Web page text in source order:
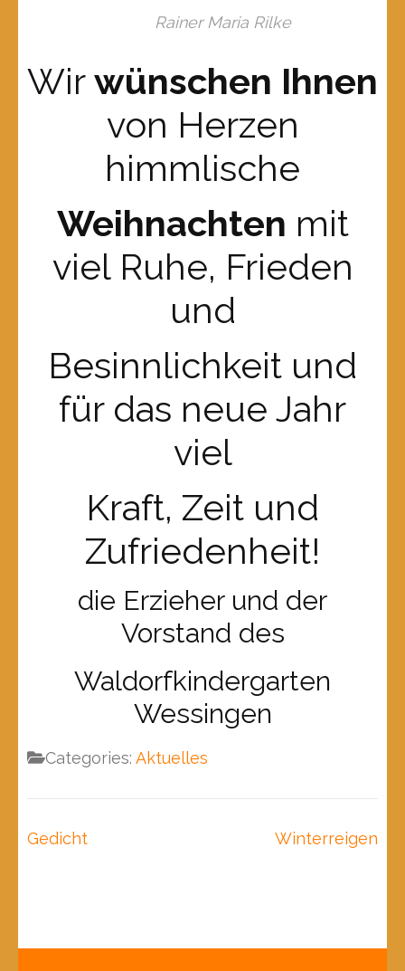
Rainer Maria Rilke
Wirwünschen Ihnen
von Herzen
himmlische
Weihnachten mit
viel Ruhe, Frieden
und
Besinnlichkeit und
für das neue Jahr
viel
Kraft, Zeit und
Zufriedenheit!
die Erzieher und der
Vorstand des
Waldorfkindergarten
Wessingen
Categories:Aktuelles
Beitragsnavigation
Gedicht Winterreigen